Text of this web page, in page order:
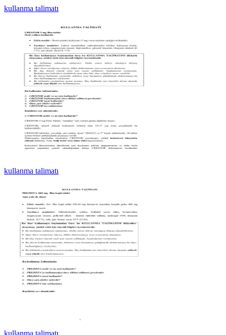
kullanma talimatı
kullanma talimatı
kullanma talimatı